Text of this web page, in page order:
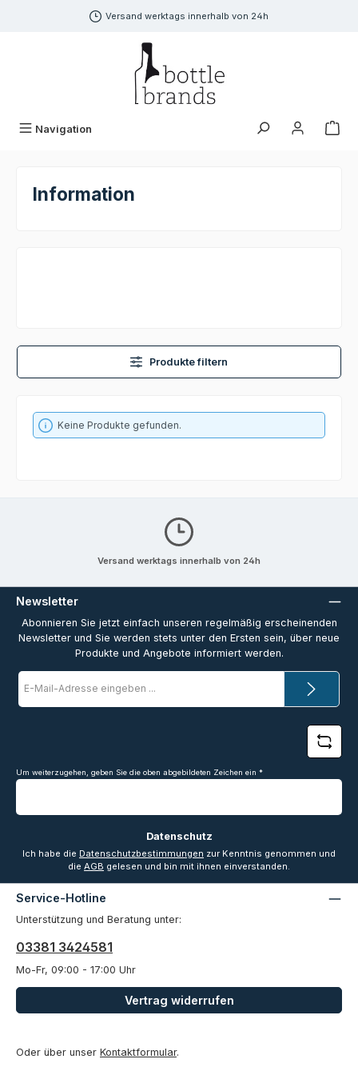
Versand werktags innerhalb von 24h
Navigation
Information
Produkte filtern
Keine Produkte gefunden.
Versand werktags innerhalb von 24h
Newsletter
Abonnieren Sie jetzt einfach unseren regelmäßig erscheinenden
Newsletter und Sie werden stets unter den Ersten sein, über neue
Produkte und Angebote informiert werden.
E-
Mail-
*
Um weiterzugehen, geben Sie die oben abgebildeten Zeichen ein *
Datenschutz
Ich habe die Datenschutzbestimmungen zur Kenntnis genommen und
die AGB gelesen und bin mit ihnen einverstanden.
Service-Hotline
Unterstützung und Beratung unter:
03381 3424581
Mo-Fr, 09:00 - 17:00 Uhr
Vertrag widerrufen
Oder über unser Kontaktformular.